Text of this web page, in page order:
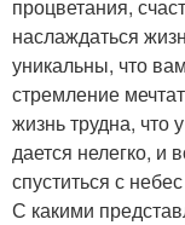
процветания,
наслаждаться
уникальны, что
стремление
жизнь трудна, что
дается нелегко, и
спуститься с
С какими